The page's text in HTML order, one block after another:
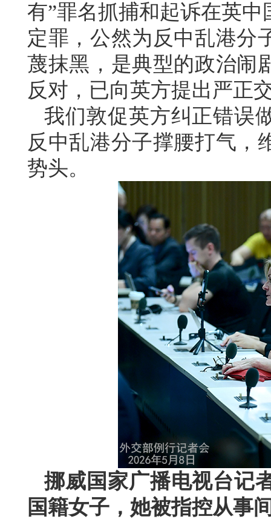
有”罪名抓捕和起诉在英
定罪，公然为反中乱港分
蔑抹黑，是典型的政治闹
反对，已向英方提出严正
我们敦促英方纠正错误
反中乱港分子撑腰打气，
势头。
挪威国家广播电视台记
国籍女子，她被指控从事